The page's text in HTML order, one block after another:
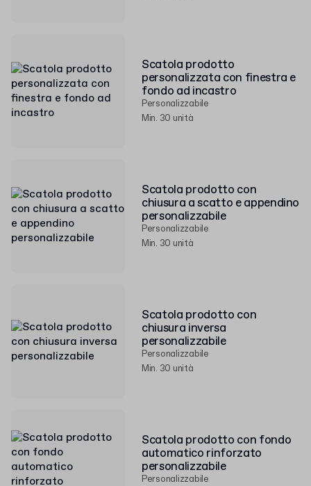
Scatola prodotto
personalizzata con finestra e
fondo ad incastro
Personalizzabile
Min. 30 unità
Scatola prodotto con
chiusura a scatto e appendino
personalizzabile
Personalizzabile
Min. 30 unità
Scatola prodotto con
chiusura inversa
personalizzabile
Personalizzabile
Min. 30 unità
Scatola prodotto con fondo
automatico rinforzato
personalizzabile
Personalizzabile